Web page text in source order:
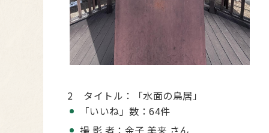
2 タイトル：「水面の鳥居」
「いいね」数：64件
撮 影 者：金子 美来 さん